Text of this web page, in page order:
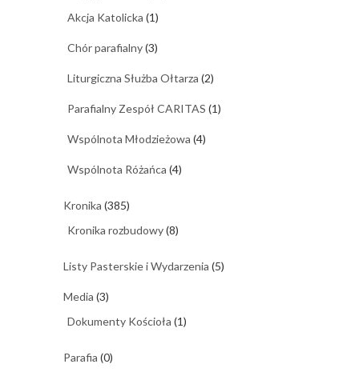
Akcja Katolicka (1)
Chór parafialny(3)
Liturgiczna Służba Ołtarza (2)
Parafialny Zespół CARITAS (1)
Wspólnota Młodzieżowa (4)
Wspólnota Różańca (4)
Kronika (385)
Kronika rozbudowy(8)
Listy Pasterskie i Wydarzenia (5)
Media (3)
Dokumenty Kościoła (1)
Parafia (0)